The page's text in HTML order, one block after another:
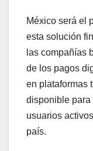
México será el
esta solución
las compañías
de los pagos
en plataformas
disponible
usuarios
país.